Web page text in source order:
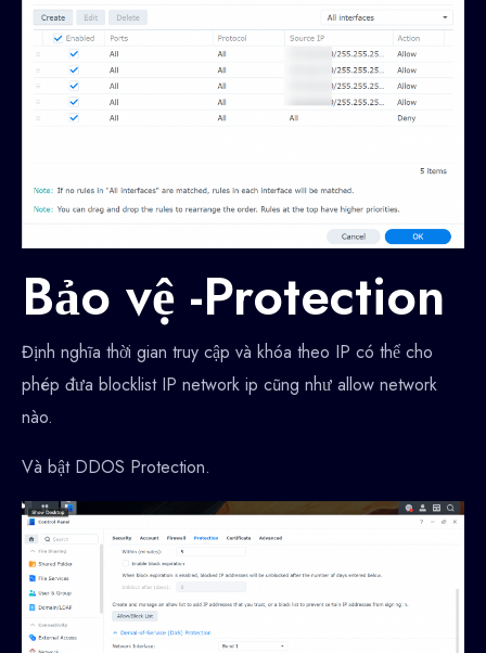
Bảo vệ -Protection
Định nghĩa thời gian truy cập và khóa theo IP có thể cho
phép đưa blocklist IP network ip cũng như allow network
nào.
Và bật DDOS Protection.